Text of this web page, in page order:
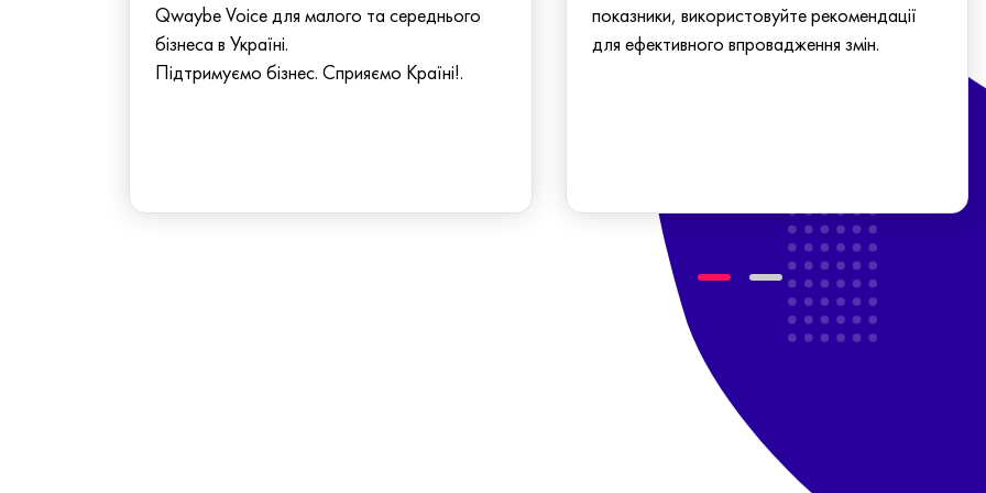
Qwaybe Voice для малого та середнього
бізнеса в Україні.
Підтримуємо бізнес. Сприяємо Країні!.
показники, використовуйте рекомендації
для ефективного впровадження змін.